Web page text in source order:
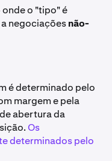
o "tipo" é
negociaçõesnão-
é determinado pelo
margem e pela
abertura da
Os
determinados pelo